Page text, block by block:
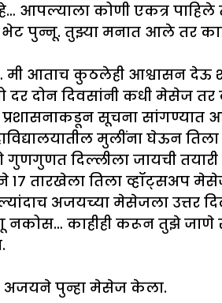
कोणी एकत्र पाहिले
पुन्नू. तुझ्या मनात आले तर
मी आताच कुठलेही आश्वासन देऊ
दोन दिवसांनी कधी मेसेज
प्रशासनाकडून सूचना
मुलींना घेऊन
दिल्लीला जायची
१७ तारखेला तिला व्हॉट्सअप
अजयच्या मेसेजला उत्तर
नकोस… काहीही करून तुझे
अजयने पुन्हा मेसेज केला.